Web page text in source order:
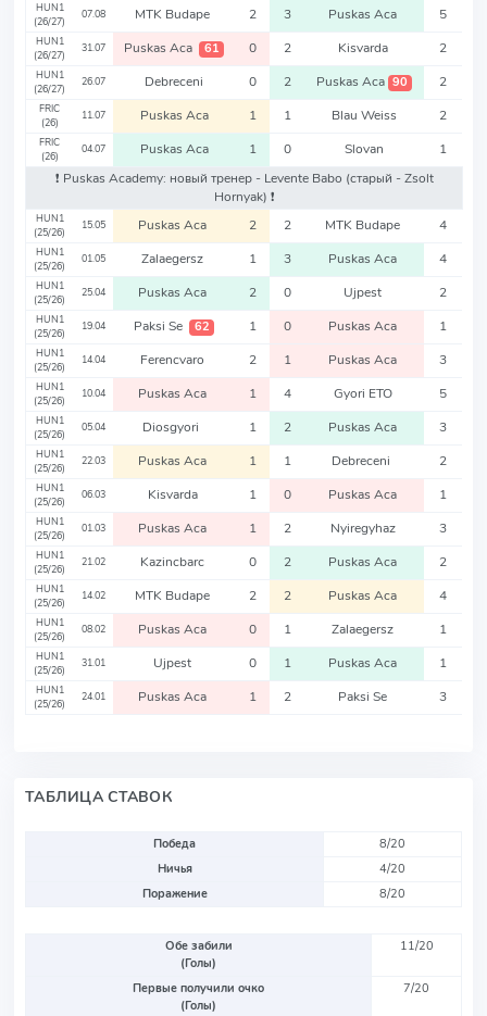
HUN1
(26/27)
07.08 MTK Budape 2 3 Puskas Aca 5
HUN1
(26/27)
31.07 Puskas Aca 61 0 2 Kisvarda 2
HUN1
(26/27)
26.07 Debreceni 0 2 Puskas Aca 90 2
FRIC
(26)
11.07 Puskas Aca 1 1 Blau Weiss 2
FRIC
(26)
04.07 Puskas Aca 1 0 Slovan
1
❗️ Puskas Academy: новый тренер - Levente Babo (старый - Zsolt
Hornyak) ❗️
HUN1
(25/26)
15.05 Puskas Aca 2 2 MTK Budape 4
HUN1
(25/26)
01.05 Zalaegersz 1 3 Puskas Aca 4
HUN1
(25/26)
25.04 Puskas Aca 2 0 Ujpest 2
HUN1
(25/26)
19.04 Paksi Se 62 1 0 Puskas Aca 1
HUN1
(25/26)
14.04 Ferencvaro 2 1 Puskas Aca 3
HUN1
(25/26)
10.04 Puskas Aca 1 4 Gyori ETO 5
HUN1
(25/26)
05.04 Diosgyori 1 2 Puskas Aca 3
HUN1
(25/26)
22.03 Puskas Aca 1 1 Debreceni 2
HUN1
(25/26)
06.03 Kisvarda 1 0 Puskas Aca 1
HUN1
(25/26)
01.03 Puskas Aca 1 2 Nyiregyhaz 3
HUN1
(25/26)
21.02 Kazincbarc 0 2 Puskas Aca 2
HUN1
(25/26)
14.02 MTK Budape 2 2 Puskas Aca 4
HUN1
(25/26)
08.02 Puskas Aca 0 1 Zalaegersz 1
HUN1
(25/26)
31.01 Ujpest 0 1 Puskas Aca 1
HUN1
(25/26)
24.01 Puskas Aca 1 2 Paksi Se 3
ТАБЛИЦА СТАВОК
Победа
8/20
Ничья
4/20
Поражение
8/20
Обе забили
(Голы)
11/20
Первые получили очко
(Голы)
7/20